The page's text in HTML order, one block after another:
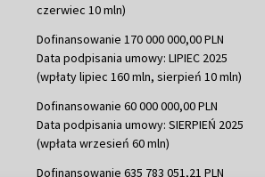
czerwiec 10 mln)
Dofinansowanie 170 000 000,00 PLN
Data podpisania umowy: LIPIEC 2025
(wpłaty lipiec 160 mln, sierpień 10 mln)
Dofinansowanie 60 000 000,00 PLN
Data podpisania umowy: SIERPIEŃ 2025
(wpłata wrzesień 60 mln)
Dofinansowanie 635 783 051,21 PLN